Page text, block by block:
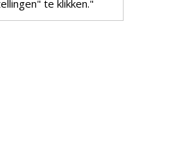
te klikken."